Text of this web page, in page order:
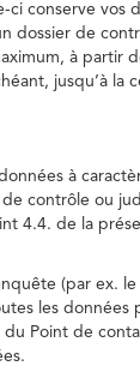
ci conserve vos
dossier de
à partir
jusqu’à la
à
contrôle ou
4.4. de la
(par ex.
les données
Point de